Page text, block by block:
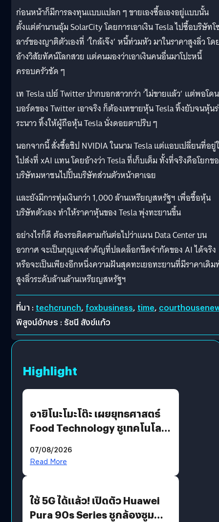
ก่อนหน้าก็มีการลงทุนแบบแปลก ๆ ขายเองซื้อเองอยู่แบบนั้น
ตั้งแต่ตำนานอุ้ม SolarCity โดยการเอาเงิน Tesla ไปซื้อบริษัทโ
ลาร์ของญาติตัวเองที่ ‘ใกล้เจ๊ง’ หนี้ท่วมหัว มาในราคาสูงลิ่ว โด
อ้างวิสัยทัศน์โลกสวย แต่คนมองว่าเอาเงินคนอื่นมาโปะหนี้
ครอบครัวชัด ๆ
เท Tesla เปย์ Twitter ปากบอกสาวกว่า ‘ไม่ขายแล้ว’ แต่พอโดน
บอร์ดของ Twitter เอาจริง ก็ต้องเทขายหุ้น Tesla ทิ้งยับจนหุ้น
ระนาว ทิ้งให้ผู้ถือหุ้น Tesla นั่งดอยตาปริบ ๆ
นอกจากนี้ สั่งซื้อชิป NVIDIA ในนาม Tesla แต่แอบเปลี่ยนที่อยู่
ไปส่งที่ xAI แทน โดยอ้างว่า Tesla ที่เก็บเต็ม ทั้งที่จริงคือโยกข
บริษัทมหาชนไปปั้นบริษัทส่วนตัวหน้าตาเฉย
และยังมีการทุ่มเงินกว่า 1,000 ล้านเหรียญสหรัฐฯ เพื่อซื้อหุ้น
บริษัทตัวเอง ทำให้ราคาหุ้นของ Tesla พุ่งทะยานขึ้น
อย่างไรก็ดี ต้องรอติดตามกันต่อไปว่าแผน Data Center บน
อวกาศ จะเป็นกุญแจสำคัญที่ปลดล็อกขีดจำกัดของ AI ได้จริง
หรือจะเป็นเพียงอีกหนึ่งความฝันสุดทะเยอทะยานที่มีราคาเดิ
สูงลิ่วระดับล้านล้านเหรียญสหรัฐฯ
ที่มา : techcrunch, foxbusiness, time,
พิสูจน์อักษร : รัชนี สังข์แก้ว
Highlight
อายิโนะโมะโต๊ะ เผยยุทธศาสตร์
Food Technology ชูเทคโนโลยี
บริโภคและ B2B
07/08/2026
Read More
ใช้ 5G ได้แล้ว! เปิดตัว Huawei
Pura 90s Series ชูกล้องซูม